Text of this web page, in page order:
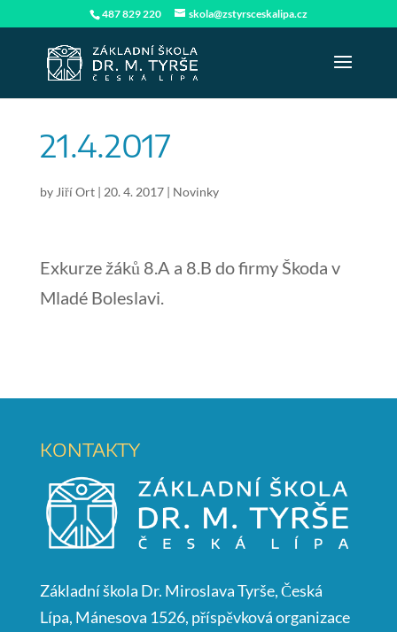
487 829 220 skola@zstyrsceskalipa.cz
21.4.2017
by Jiří Ort| 20. 4. 2017| Novinky
Exkurze žáků 8.A a 8.B do firmy Škoda v
Mladé Boleslavi.
KONTAKTY
Základní škola Dr. Miroslava Tyrše, Česká
Lípa, Mánesova 1526, příspěvková organizace